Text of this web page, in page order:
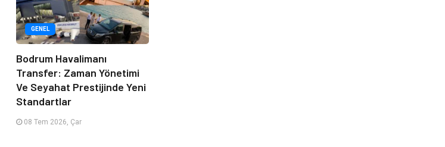
GENEL
Bodrum Havalimanı
Transfer: Zaman Yönetimi
Ve Seyahat Prestijinde Yeni
Standartlar
08 Tem 2026, Çar